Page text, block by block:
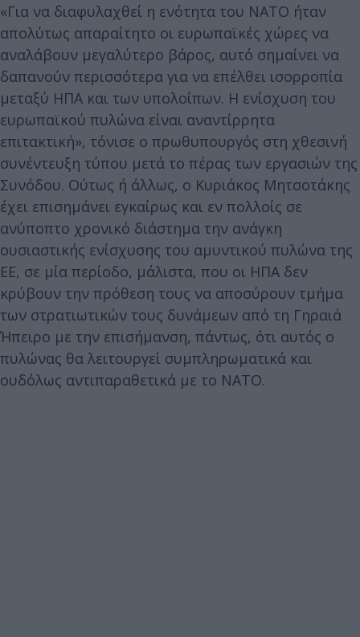
«Για να διαφυλαχθεί η ενότητα του ΝΑΤΟ ήταν
απολύτως απαραίτητο οι ευρωπαϊκές χώρες να
αναλάβουν μεγαλύτερο βάρος, αυτό σημαίνει να
δαπανούν περισσότερα για να επέλθει ισορροπία
μεταξύ ΗΠΑ και των υπολοίπων. Η ενίσχυση του
ευρωπαϊκού πυλώνα είναι αναντίρρητα
επιτακτική», τόνισε ο πρωθυπουργός στη χθεσινή
συνέντευξη τύπου μετά το πέρας των εργασιών της
Συνόδου. Ούτως ή άλλως, ο Κυριάκος Μητσοτάκης
έχει επισημάνει εγκαίρως και εν πολλοίς σε
ανύποπτο χρονικό διάστημα την ανάγκη
ουσιαστικής ενίσχυσης του αμυντικού πυλώνα της
ΕΕ, σε μία περίοδο, μάλιστα, που οι ΗΠΑ δεν
κρύβουν την πρόθεση τους να αποσύρουν τμήμα
των στρατιωτικών τους δυνάμεων από τη Γηραιά
Ήπειρο με την επισήμανση, πάντως, ότι αυτός ο
πυλώνας θα λειτουργεί συμπληρωματικά και
ουδόλως αντιπαραθετικά με το ΝΑΤΟ.